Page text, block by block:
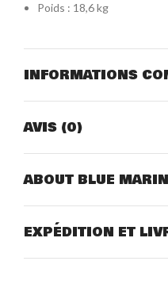
Poids : 18,6 kg
INFORMATIONS
AVIS (0)
ABOUT BLUE
EXPÉDITION ET